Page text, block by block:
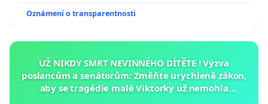
Oznámení o transparentnosti
UŽ NIKDY SMRT NEVINNÉHO DÍTĚTE ! Výzva
poslancům a senátorům: Změňte urychleně zákon,
aby se tragédie malé Viktorky už nemohla